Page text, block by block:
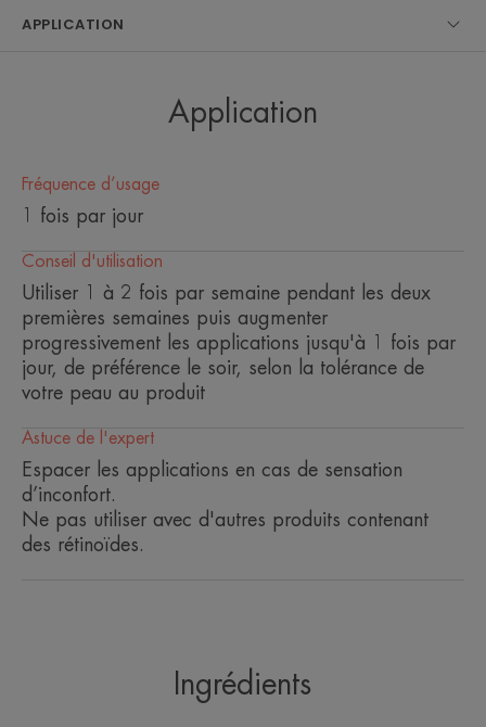
trio d’actifs reconnus en médecine esthétique,
proposés sous une forme pure et concentrée :
[ACIDE HYALURONIQUE] : hydrate et améliore
l'élasticité de la peau.
--> L'effet complémentaire entre le Rétinal et l’Acide
Hyaluronique présents dans nos formules permet
d'augmenter*⁴ la production d’Acide Hyaluronique
épidermique*⁵.
[NIACINAMIDE 2 %] : stimule les cellules et
prolonge leur longévité*⁶ pour lutter contre les
signes de l’âge.
Rétinaldéhyde peut être appliqué aussi bien de jour
APPLICATION
Application
Fréquence d’usage
1 fois par jour
Conseil d'utilisation
Utiliser 1 à 2 fois par semaine pendant les deux
premières semaines puis augmenter
progressivement les applications jusqu'à 1 fois par
jour, de préférence le soir, selon la tolérance de
votre peau au produit
Astuce de l'expert
Espacer les applications en cas de sensation
d’inconfort.
Ne pas utiliser avec d'autres produits contenant
des rétinoïdes.
Ingrédients